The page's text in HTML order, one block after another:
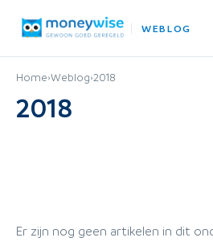
WEBLOG
Home›Weblog›2018
2018
Er zijn nog geen artikelen in dit